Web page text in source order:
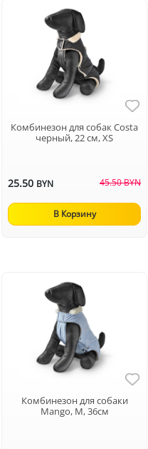
Комбинезон для собак Costa
черный, 22 см, XS
25.50 BYN 45.50 BYN
В Корзину
Комбинезон для собаки
Mango, M, 36см